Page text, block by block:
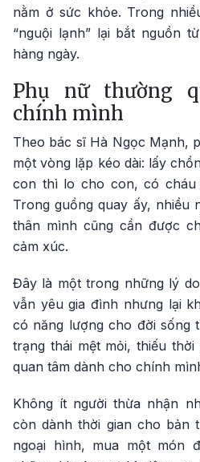
nằm ở sức khỏe. Trong
“nguội lạnh” lại bắt nguồn
hàng ngày.
Phụ nữ thường
chính mình
Theo bác sĩ Hà Ngọc Mạnh,
một vòng lặp kéo dài: lấy
con thì lo cho con, có cháu
Trong guồng quay ấy, nhiều
thân mình cũng cần được
cảm xúc.
Đây là một trong những lý
vẫn yêu gia đình nhưng lại
có năng lượng cho đời sống
trạng thái mệt mỏi, thiếu
quan tâm dành cho chính
Không ít người thừa nhận
còn dành thời gian cho bản
ngoại hình, mua một món